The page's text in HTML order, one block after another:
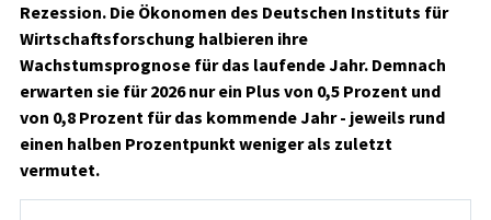
Rezession. Die Ökonomen des Deutschen Instituts für
Wirtschaftsforschung halbieren ihre
Wachstumsprognose für das laufende Jahr. Demnach
erwarten sie für 2026 nur ein Plus von 0,5 Prozent und
von 0,8 Prozent für das kommende Jahr - jeweils rund
einen halben Prozentpunkt weniger als zuletzt
vermutet.